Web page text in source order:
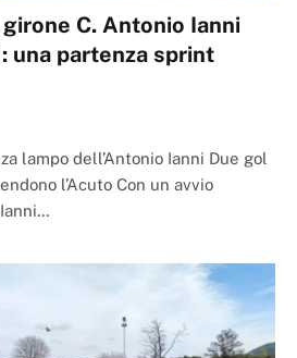
C. Antonio Ianni
una partenza sprint
lampo dell’Antonio Ianni Due gol
l’Acuto Con un avvio